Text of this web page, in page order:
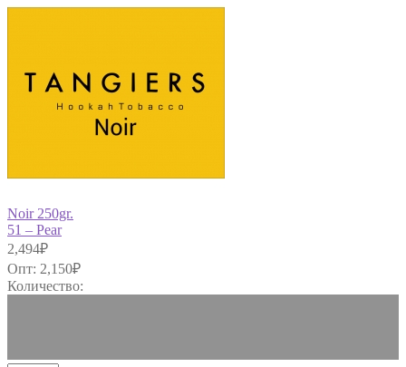
Noir 250gr.
51 – Pear
2,494₽
Опт: 2,150₽
Количество: